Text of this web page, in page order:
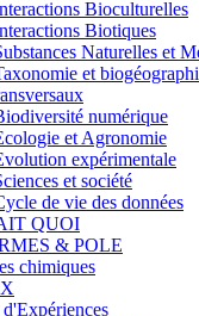
Bioculturelles
Biotiques
Naturelles et
et
numérique
et Agronomie
expérimentale
et société
de vie des données
QUOI
& POLE
chimiques